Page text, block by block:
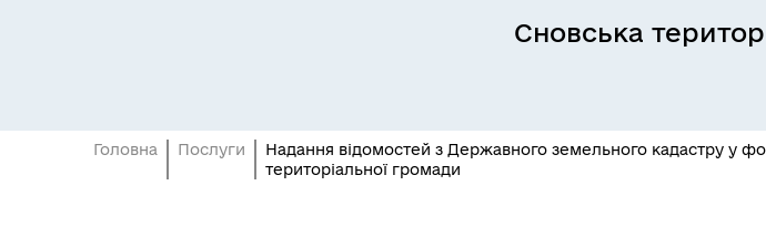
Сновська
Головна Послуги
Надання відомостей з Державного земельного кадастру у
територіальної громади